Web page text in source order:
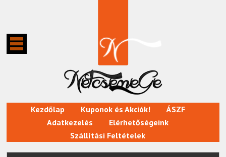
Kezdőlap Kuponok és Akciók!
ÁSZF
Adatkezelés
Elérhetőségeink
Szállítási Feltételek